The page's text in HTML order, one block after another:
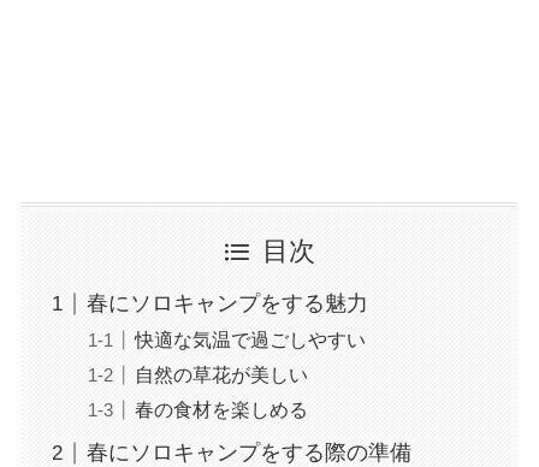
目次
春にソロキャンプをする魅力
快適な気温で過ごしやすい
自然の草花が美しい
春の食材を楽しめる
春にソロキャンプをする際の準備